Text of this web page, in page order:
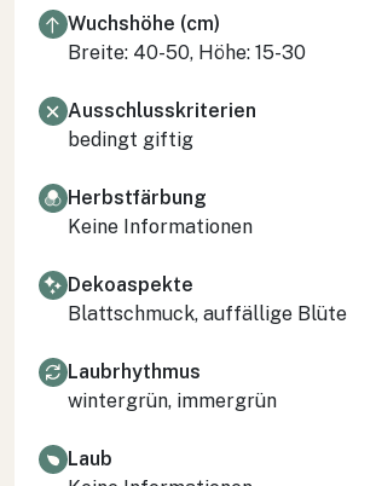
Wuchshöhe (cm)
Breite: 40-50, Höhe: 15-30
Ausschlusskriterien
bedingt giftig
Herbstfärbung
Keine Informationen
Dekoaspekte
Blattschmuck, auffällige Blüte
Laubrhythmus
wintergrün, immergrün
Laub